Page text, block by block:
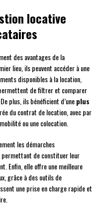
locative
des avantages de la
lieu, ils peuvent accéder à une
disponibles à la location,
de filtrer et comparer
plus, ils bénéficient d’uneplus
du contrat de location, avec par
ou une colocation.
les démarches
de constituer leur
Enfin, elle offre une meilleure
grâce à des outils de
une prise en charge rapide et